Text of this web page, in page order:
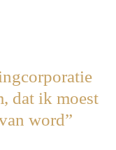
dat ik moest
word”